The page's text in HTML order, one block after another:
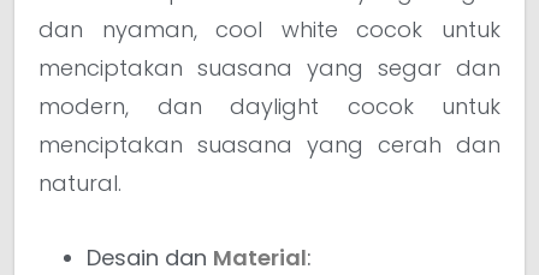
dan nyaman, cool white cocok untuk
menciptakan suasana yang segar dan
modern, dan daylight cocok untuk
menciptakan suasana yang cerah dan
natural.
Desain dan Material: